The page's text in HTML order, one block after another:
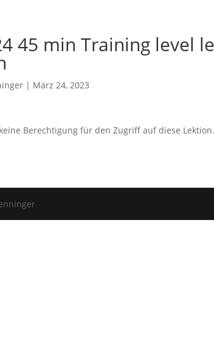
45 min Training level
| März 24, 2023
Berechtigung für den Zugriff auf diese Lektion.